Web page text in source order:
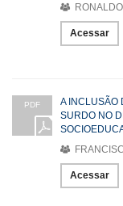
Acessar
PDF
A INCLUSÃO
SURDO NO
Acessar